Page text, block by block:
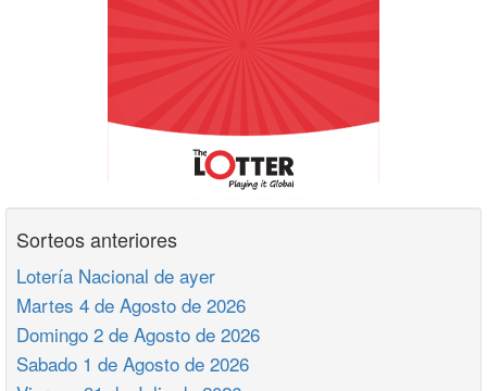
Sorteos anteriores
Lotería Nacional de ayer
Martes 4 de Agosto de 2026
Domingo 2 de Agosto de 2026
Sabado 1 de Agosto de 2026